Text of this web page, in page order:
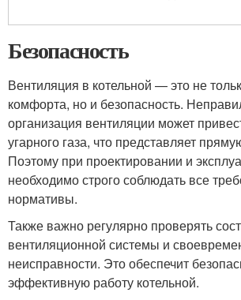
Безопасность
Вентиляция в котельной — это не
комфорта, но и безопасность.
организация вентиляции может
угарного газа, что представляет
Поэтому при проектировании и
необходимо строго соблюдать все
нормативы.
Также важно регулярно проверять
вентиляционной системы и
неисправности. Это обеспечит
эффективную работу котельной.